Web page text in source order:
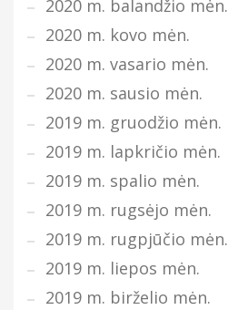
2020 m. balandžio mėn.
2020 m. kovo mėn.
2020 m. vasario mėn.
2020 m. sausio mėn.
2019 m. gruodžio mėn.
2019 m. lapkričio mėn.
2019 m. spalio mėn.
2019 m. rugsėjo mėn.
2019 m. rugpjūčio mėn.
2019 m. liepos mėn.
2019 m. birželio mėn.